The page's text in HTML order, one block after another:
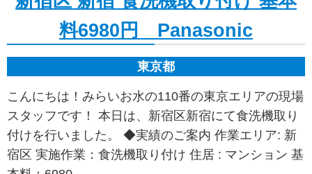
料6980円 Panasonic
東京都
こんにちは！みらいお水の110番の東京エリアの現場
スタッフです！ 本日は、新宿区新宿にて食洗機取り
付けを行いました。 ◆実績のご案内 作業エリア: 新
宿区 実施作業：食洗機取り付け 住居 : マンション 基